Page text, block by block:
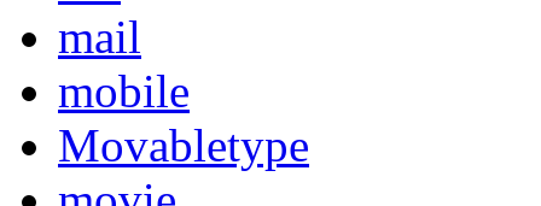
mail
mobile
Movabletype